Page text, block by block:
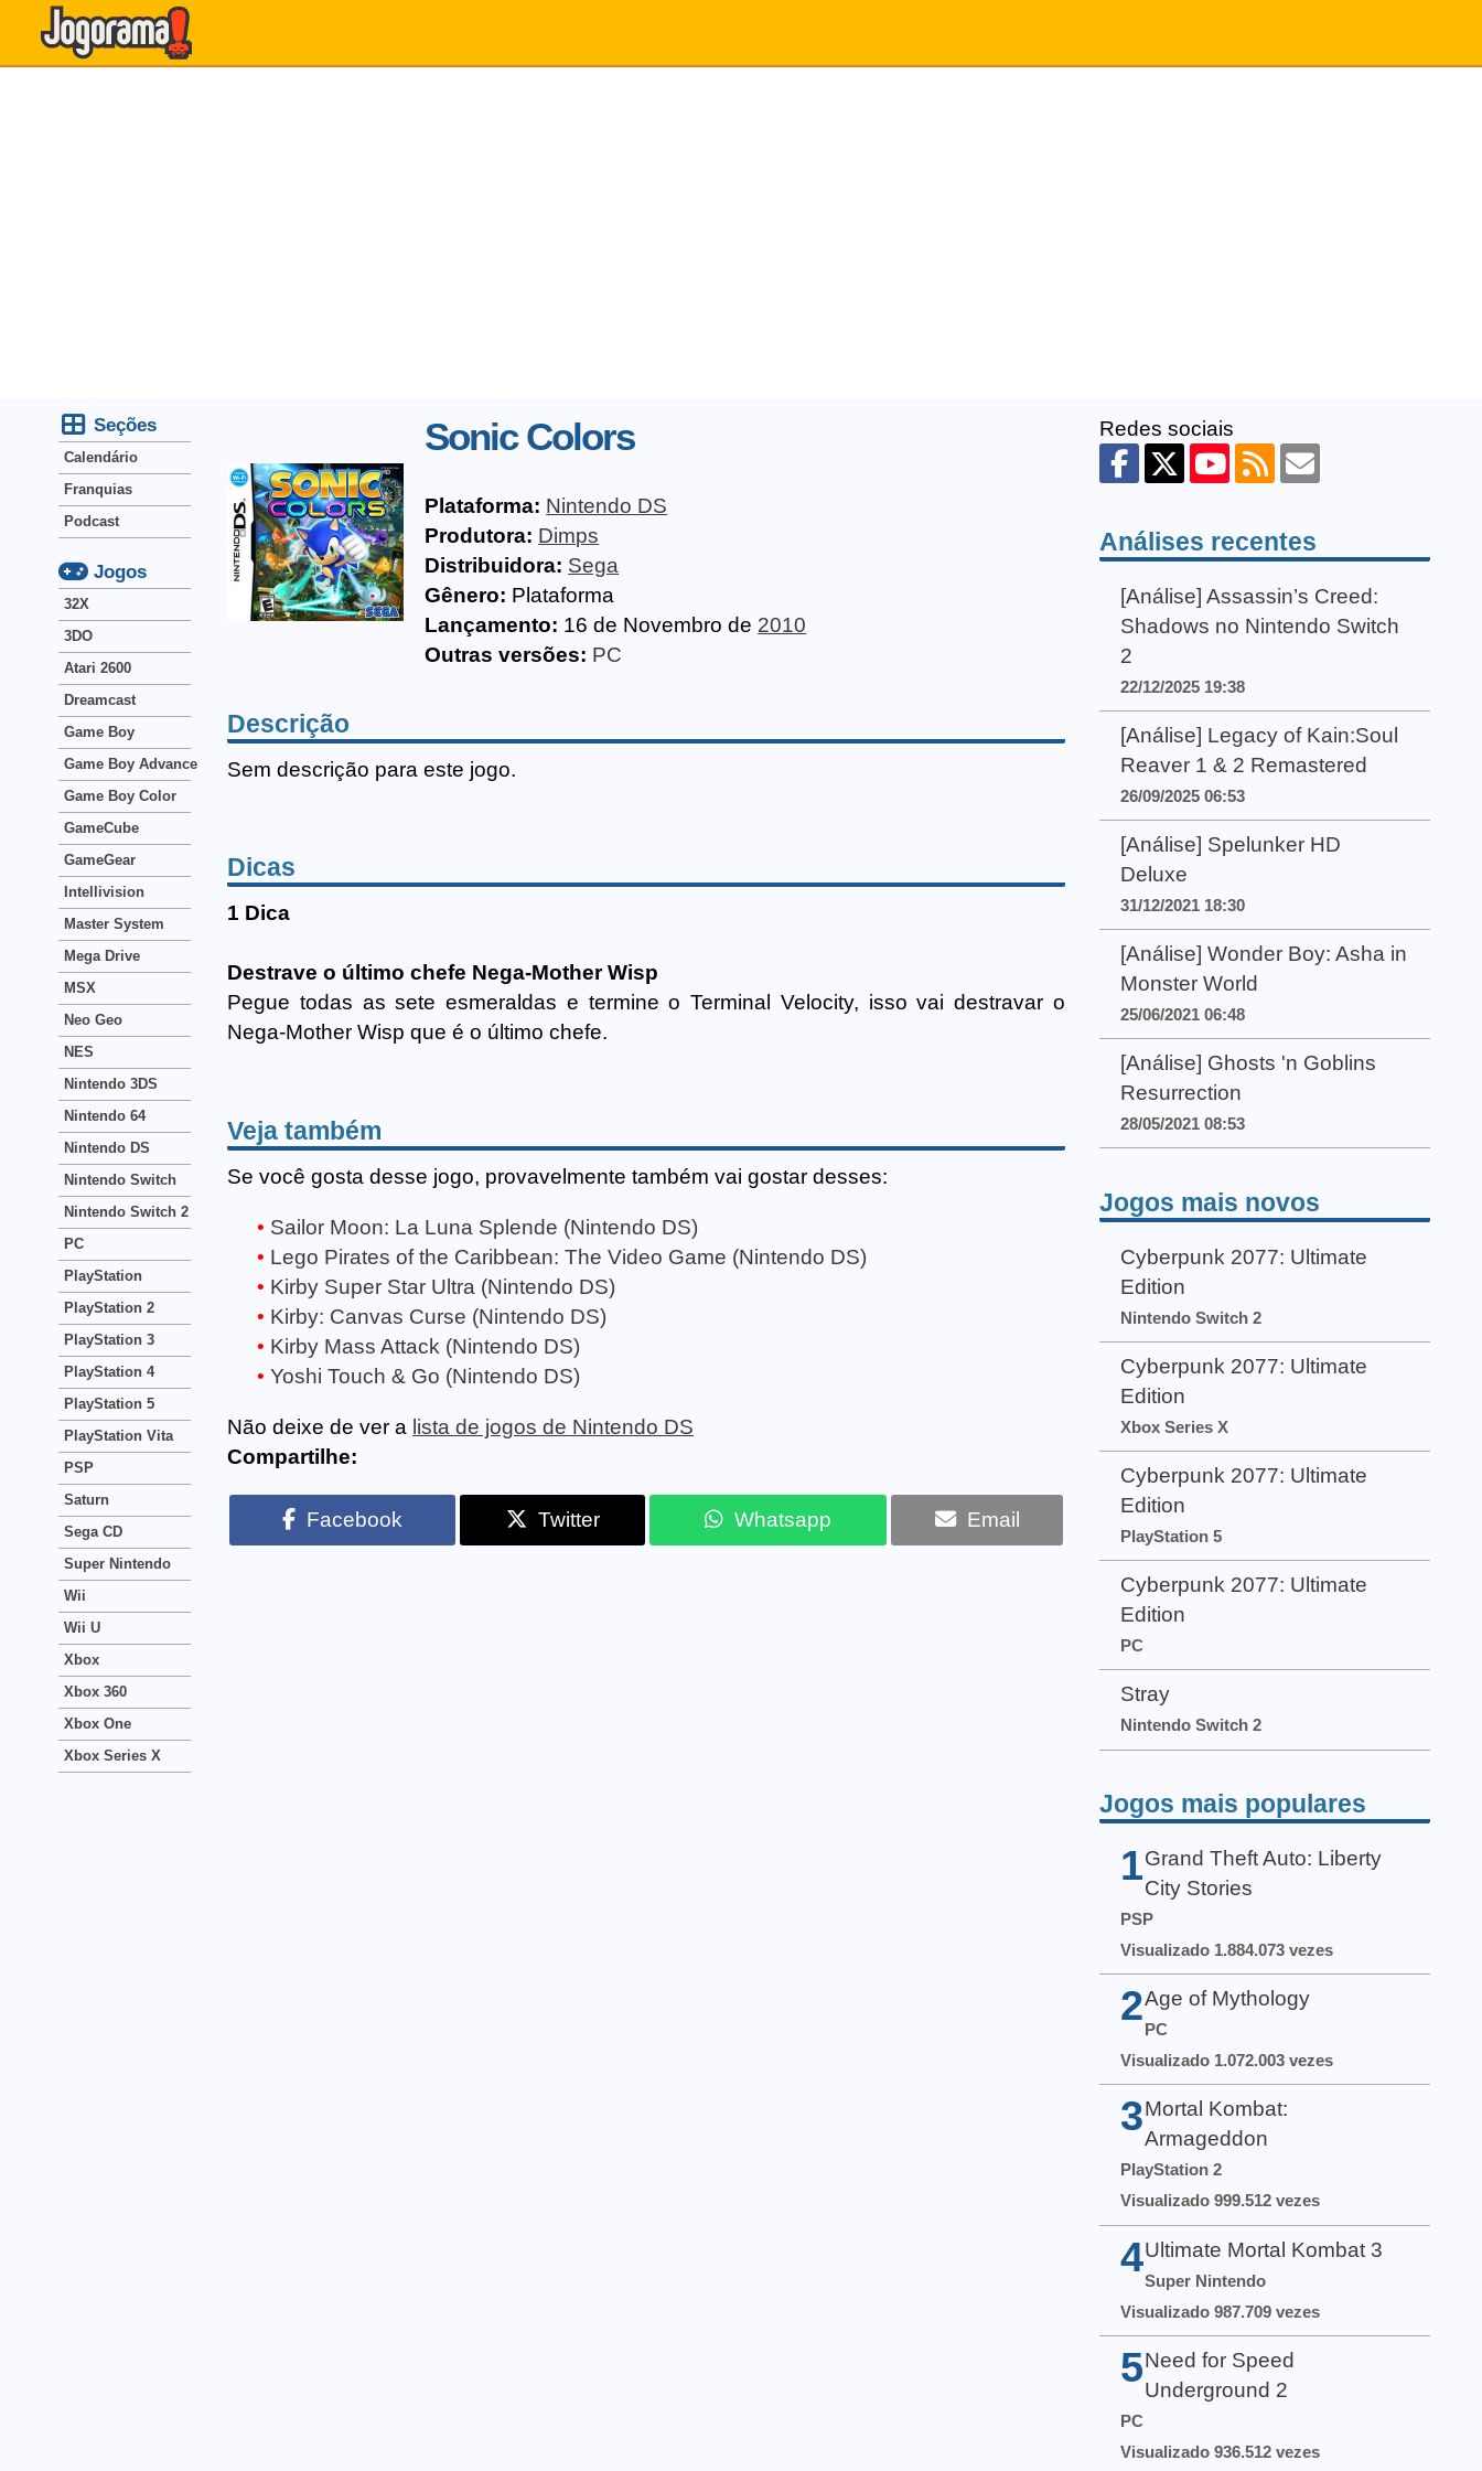
Sonic Colors
Plataforma: Nintendo DS
Produtora: Dimps
Distribuidora: Sega
Gênero: Plataforma
Lançamento: 16 de Novembro de 2010
Outras versões: PC
Descrição
Sem descrição para este jogo.
Dicas
1 Dica
Destrave o último chefe Nega-Mother Wisp
Pegue todas as sete esmeraldas e termine o Terminal Velocity, isso vai destravar o
Nega-Mother Wisp que é o último chefe.
Veja também
Se você gosta desse jogo, provavelmente também vai gostar desses:
Sailor Moon: La Luna Splende (Nintendo DS)
Lego Pirates of the Caribbean: The Video Game (Nintendo DS)
Kirby Super Star Ultra (Nintendo DS)
Kirby: Canvas Curse (Nintendo DS)
Kirby Mass Attack (Nintendo DS)
Yoshi Touch & Go (Nintendo DS)
Não deixe de ver a lista de jogos de Nintendo DS
Compartilhe:
Facebook Twitter Whatsapp Email
Seções
Calendário
Franquias
Podcast
Jogos
32X
3DO
Atari 2600
Dreamcast
Game Boy
Game Boy Advance
Game Boy Color
GameCube
GameGear
Intellivision
Master System
Mega Drive
MSX
Neo Geo
NES
Nintendo 3DS
Nintendo 64
Nintendo DS
Nintendo Switch
Nintendo Switch 2
PC
PlayStation
PlayStation 2
PlayStation 3
PlayStation 4
PlayStation 5
PlayStation Vita
PSP
Saturn
Sega CD
Super Nintendo
Wii
Wii U
Xbox
Xbox 360
Xbox One
Xbox Series X
Redes sociais
Análises recentes
[Análise] Assassin’s Creed:
Shadows no Nintendo Switch
2
22/12/2025 19:38
[Análise] Legacy of Kain:Soul
Reaver 1 & 2 Remastered
26/09/2025 06:53
[Análise] Spelunker HD
Deluxe
31/12/2021 18:30
[Análise] Wonder Boy: Asha in
Monster World
25/06/2021 06:48
[Análise] Ghosts 'n Goblins
Resurrection
28/05/2021 08:53
Jogos mais novos
Cyberpunk 2077: Ultimate
Edition
Nintendo Switch 2
Cyberpunk 2077: Ultimate
Edition
Xbox Series X
Cyberpunk 2077: Ultimate
Edition
PlayStation 5
Cyberpunk 2077: Ultimate
Edition
PC
Stray
Nintendo Switch 2
Jogos mais populares
1 Grand Theft Auto: Liberty
City Stories
PSP
Visualizado 1.884.073 vezes
2Age of Mythology
PC
Visualizado 1.072.003 vezes
3 Mortal Kombat:
Armageddon
PlayStation 2
Visualizado 999.512 vezes
4 Ultimate Mortal Kombat 3
Super Nintendo
Visualizado 987.709 vezes
5 Need for Speed
Underground 2
PC
Visualizado 936.512 vezes